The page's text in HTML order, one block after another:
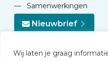
Wij laten je graag
—
Samenwerkingen
Nieuwbrief